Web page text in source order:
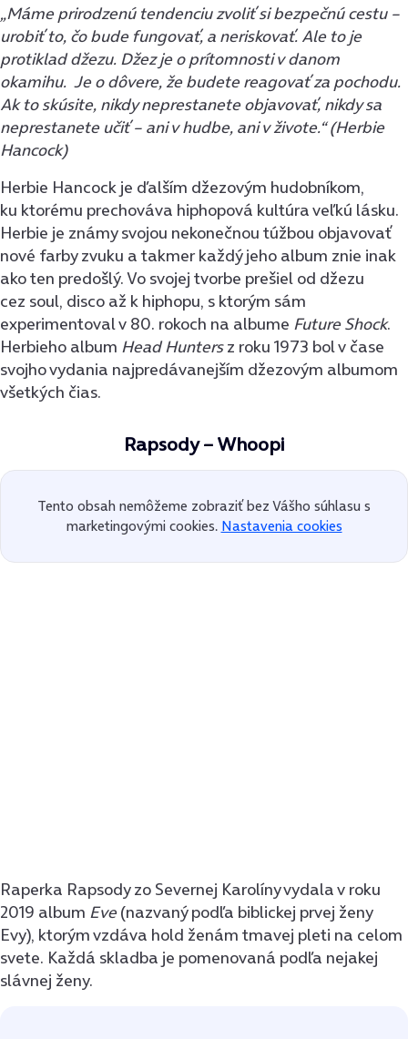
„Máme prirodzenú tendenciu zvoliť si bezpečnú cestu –
urobiť to, čo bude fungovať, a neriskovať. Ale to je
protiklad džezu. Džez je o prítomnosti v danom
okamihu. Je o dôvere, že budete reagovať za pochodu.
Ak to skúsite, nikdy neprestanete objavovať, nikdy sa
neprestanete učiť – ani v hudbe, ani v živote.“ (Herbie
Hancock)
Herbie Hancock je ďalším džezovým hudobníkom,
ku ktorému prechováva hiphopová kultúra veľkú lásku.
Herbie je známy svojou nekonečnou túžbou objavovať
nové farby zvuku a takmer každý jeho album znie inak
ako ten predošlý. Vo svojej tvorbe prešiel od džezu
cez soul, disco až k hiphopu, s ktorým sám
experimentoval v 80. rokoch na albume Future Shock.
Herbieho album Head Huntersz roku 1973 bol v čase
svojho vydania najpredávanejším džezovým albumom
všetkých čias.
Rapsody – Whoopi
Tento obsah nemôžeme zobraziť bez Vášho súhlasu s
marketingovými cookies. Nastavenia cookies
Raperka Rapsody zo Severnej Karolíny vydala v roku
2019 album Eve(nazvaný podľa biblickej prvej ženy
Evy), ktorým vzdáva hold ženám tmavej pleti na celom
svete. Každá skladba je pomenovaná podľa nejakej
slávnej ženy.